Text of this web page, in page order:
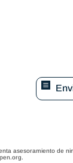
asesoramiento de